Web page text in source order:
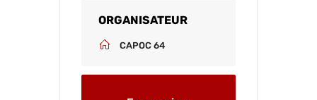
ORGANISATEUR
CAPOC 64